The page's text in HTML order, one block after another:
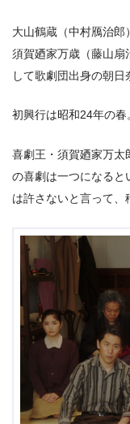
大山鶴蔵（中村鴈治郎
須賀廼家万歳（藤山扇
して歌劇団出身の朝日
初興行は昭和24年の春
喜劇王・須賀廼家万太
の喜劇は一つになると
は許さないと言って、